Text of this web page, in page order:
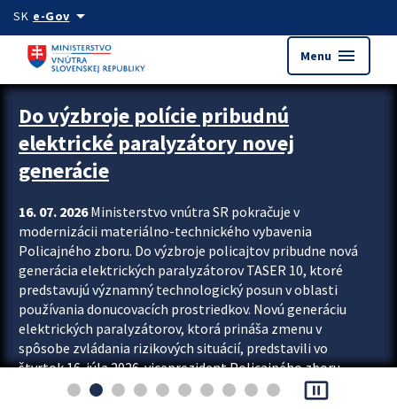
Preskocit na hlavný obsah
SK e-Govarrow_drop_down
Menu menu
Zastavit automatický posun upútavok
Do výzbroje polície pribudnú
elektrické paralyzátory novej
generácie
16. 07. 2026Ministerstvo vnútra SR pokračuje v
modernizácii materiálno-technického vybavenia
Policajného zboru. Do výzbroje policajtov pribudne nová
generácia elektrických paralyzátorov TASER 10, ktoré
predstavujú významný technologický posun v oblasti
používania donucovacích prostriedkov. Novú generáciu
elektrických paralyzátorov, ktorá prináša zmenu v
spôsobe zvládania rizikových situácií, predstavili vo
štvrtok 16. júla 2026 viceprezident Policajného zboru
Rastislav Polakovič a riaditeľ odboru výcviku...
pause_presentation